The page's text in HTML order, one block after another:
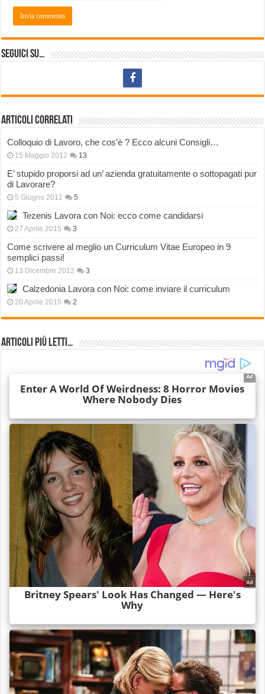
Seguici su…
Articoli correlati
Colloquio di Lavoro, che cos’è ? Ecco alcuni Consigli…
15 Maggio 2012 13
E’ stupido proporsi ad un’ azienda gratuitamente o sottopagati pur
di Lavorare?
5 Giugno 2012 5
Tezenis Lavora con Noi: ecco come candidarsi
27 Aprile 2015 3
Come scrivere al meglio un Curriculum Vitae Europeo in 9
semplici passi!
13 Dicembre 2012 3
Calzedonia Lavora con Noi: come inviare il curriculum
20 Aprile 2015 2
Articoli più Letti…